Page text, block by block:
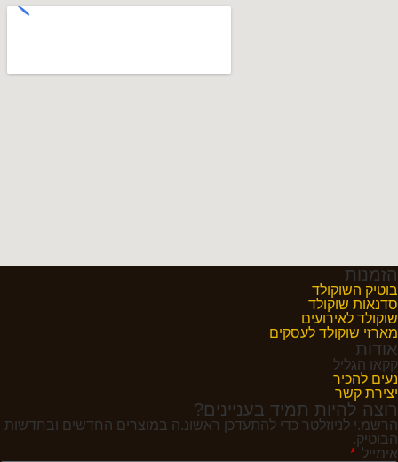
הזמנות
בוטיק השוקולד
סדנאות שוקולד
שוקולד לאירועים
מארזי שוקולד לעסקים
אודות
קקאו הגליל
נעים להכיר
יצירת קשר
רוצה להיות תמיד בעניינים?
הרשמ.י לניוזלטר כדי להתעדכן ראשונ.ה במוצרים החדשים ובחדשות
הבוטיק.
אימייל